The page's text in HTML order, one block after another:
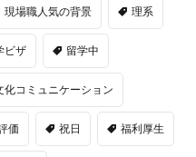
現場職人気の背景 理系
ビザ 留学中
化コミュニケーション
価 祝日 福利厚生